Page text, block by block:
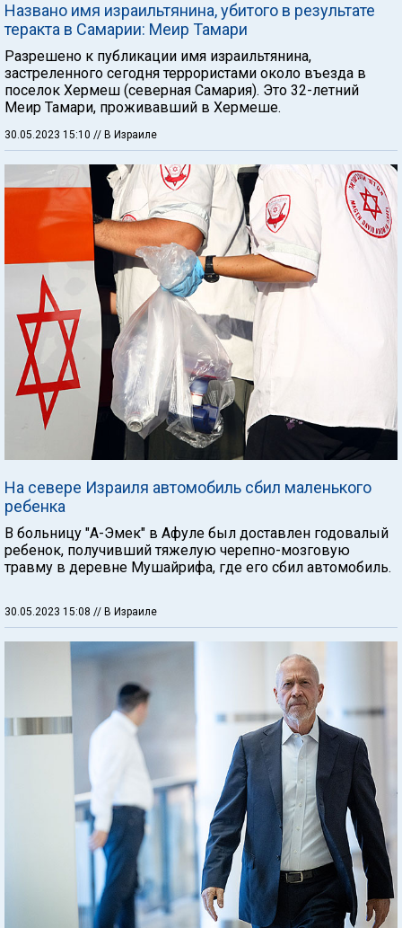
Названо имя израильтянина, убитого в результате
теракта в Самарии: Меир Тамари
Разрешено к публикации имя израильтянина,
застреленного сегодня террористами около въезда в
поселок Хермеш (северная Самария). Это 32-летний
Меир Тамари, проживавший в Хермеше.
30.05.2023 15:10 // В Израиле
На севере Израиля автомобиль сбил маленького
ребенка
В больницу "А-Эмек" в Афуле был доставлен годовалый
ребенок, получивший тяжелую черепно-мозговую
травму в деревне Мушайрифа, где его сбил автомобиль.
30.05.2023 15:08 // В Израиле